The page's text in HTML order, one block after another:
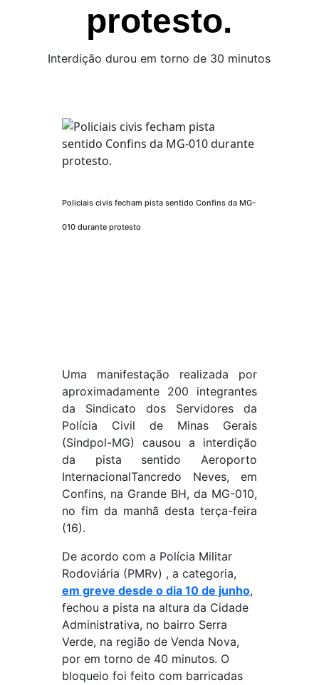
protesto.
Interdição durou em torno de 30 minutos
Policiais civis fecham pista sentido Confins da MG-
010 durante protesto
Uma manifestação realizada por
aproximadamente 200 integrantes
da Sindicato dos Servidores da
Polícia Civil de Minas Gerais
(Sindpol-MG) causou a interdição
da pista sentido Aeroporto
InternacionalTancredo Neves, em
Confins, na Grande BH, da MG-010,
no fim da manhã desta terça-feira
(16).
De acordo com a Polícia Militar
Rodoviária (PMRv) , a categoria,
em greve desde o dia 10 de junho,
fechou a pista na altura da Cidade
Administrativa, no bairro Serra
Verde, na região de Venda Nova,
por em torno de 40 minutos. O
bloqueio foi feito com barricadas